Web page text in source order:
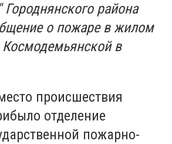
Городнянского района
о пожаре в жилом
в
происшествия
отделение
пожарно-